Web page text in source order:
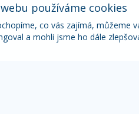
používáme cookies
co vás zajímá, můžeme
a mohli jsme ho dále